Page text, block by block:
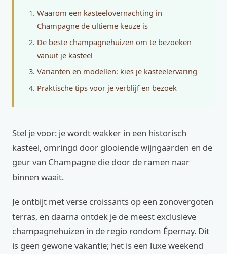
Waarom een kasteelovernachting in
Champagne de ultieme keuze is
De beste champagnehuizen om te bezoeken
vanuit je kasteel
Varianten en modellen: kies je kasteelervaring
Praktische tips voor je verblijf en bezoek
Stel je voor: je wordt wakker in een historisch
kasteel, omringd door glooiende wijngaarden en de
geur van Champagne die door de ramen naar
binnen waait.
Je ontbijt met verse croissants op een zonovergoten
terras, en daarna ontdek je de meest exclusieve
champagnehuizen in de regio rondom Épernay. Dit
is geen gewone vakantie; het is een luxe weekend